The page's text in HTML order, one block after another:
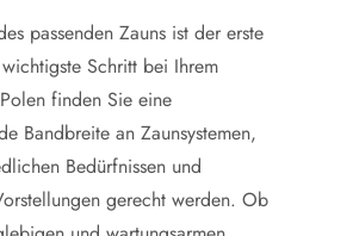
passenden Zauns ist der erste
Schritt bei Ihrem
finden Sie eine
Bandbreite an Zaunsystemen,
Bedürfnissen und
gerecht werden. Ob